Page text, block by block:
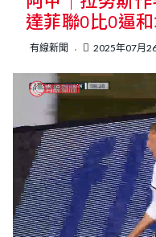
按
達菲聯0比0逼
有線新聞 2025年07月